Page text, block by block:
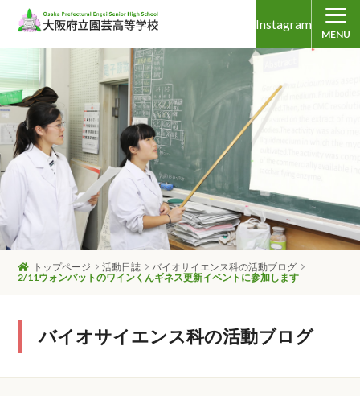
Instagram
MENU
トップページ 活動日誌
バイオサイエンス科の活動ブログ
2/11ウォンバットのワインくんギネス更新イベントに参加します
バイオサイエンス科の活動ブログ